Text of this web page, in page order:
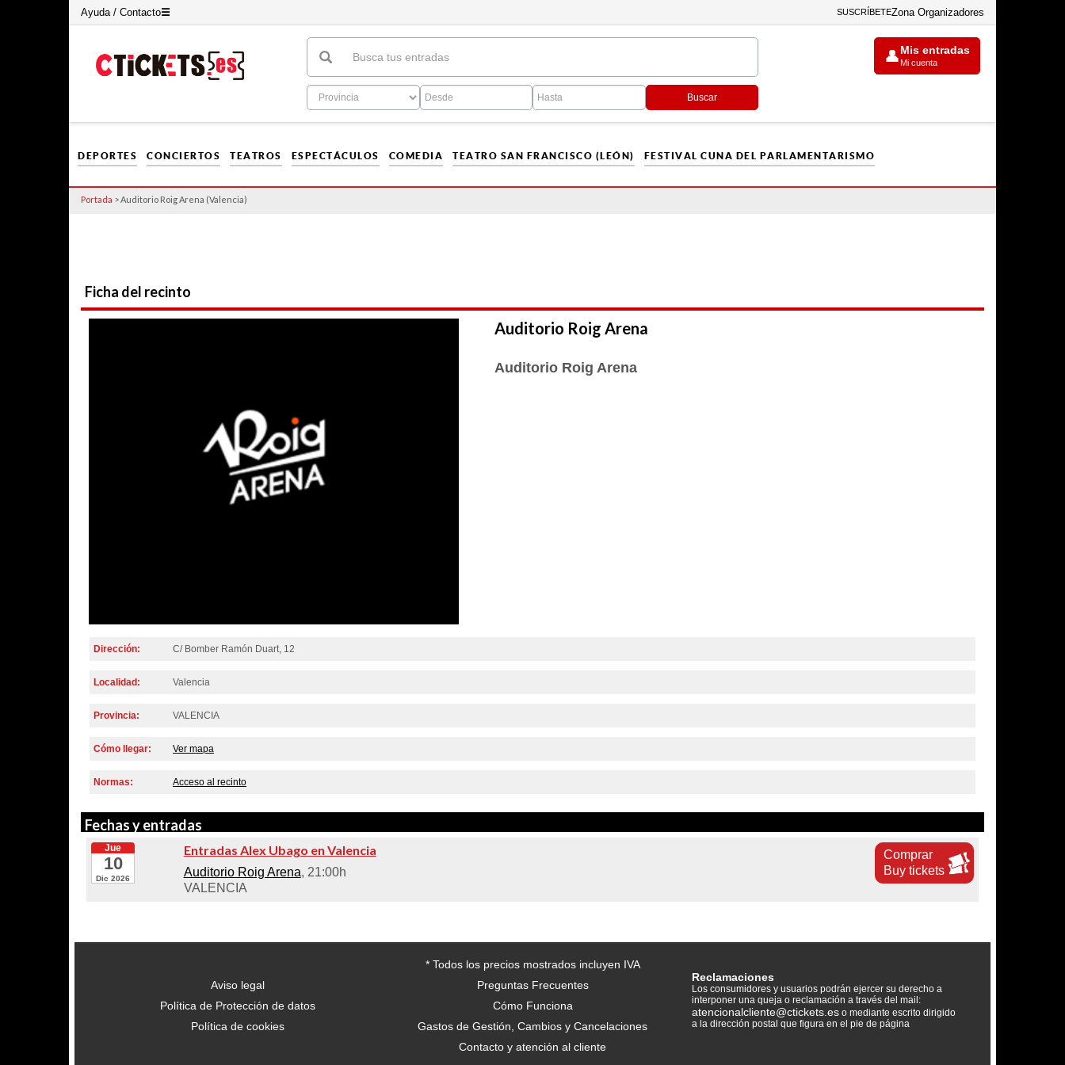
Ayuda / Contacto☰ SUSCRÍBETEZona Organizadores
Buscar
👤Mis entradas
Mi cuenta
DEPORTES CONCIERTOS TEATROS ESPECTÁCULOS COMEDIA TEATRO SAN FRANCISCO (LEÓN) FESTIVAL CUNA DEL PARLAMENTARISMO
Portada > Auditorio Roig Arena (Valencia)
Ficha del recinto
Auditorio Roig Arena
Auditorio Roig Arena
Dirección: C/ Bomber Ramón Duart, 12
Localidad: Valencia
Provincia: VALENCIA
Cómo llegar: Ver mapa
Normas: Acceso al recinto
Fechas y entradas
Jue
10
Dic 2026
Comprar
Buy tickets
Entradas Alex Ubago en Valencia
Auditorio Roig Arena, 21:00h
VALENCIA
* Todos los precios mostrados incluyen IVA
Aviso legal
Política de Protección de datos
Política de cookies
Preguntas Frecuentes
Cómo Funciona
Gastos de Gestión, Cambios y Cancelaciones
Contacto y atención al cliente
Reclamaciones
Los consumidores y usuarios podrán ejercer su derecho a
interponer una queja o reclamación a través del mail:
atencionalcliente@ctickets.es o mediante escrito dirigido
a la dirección postal que figura en el pie de página